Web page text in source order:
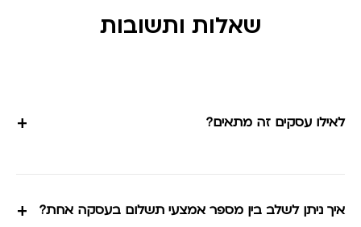
שאלות ותשובות
לאילו עסקים זה מתאים? +
איך ניתן לשלב בין מספר אמצעי תשלום בעסקה אחת? +